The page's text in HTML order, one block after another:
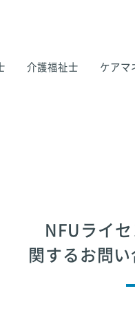
介護福祉士 ケアマ
NFUライ
関するお問